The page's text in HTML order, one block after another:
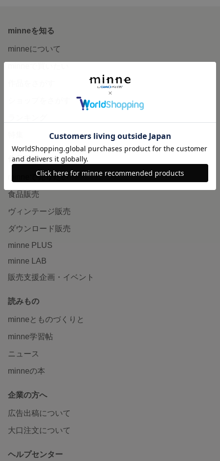
minneを知る
minneについて
作品販売について
minneで売りたい
食品販売
ヴィンテージ販売
ダウンロード販売
minne PLUS
minne LAB
販売支援企画・イベント
読みもの
minneとものづくりと
minne学習帖
ニュース
minneの本
企業の方へ
広告出稿について
大口注文について
ヘルプセンター